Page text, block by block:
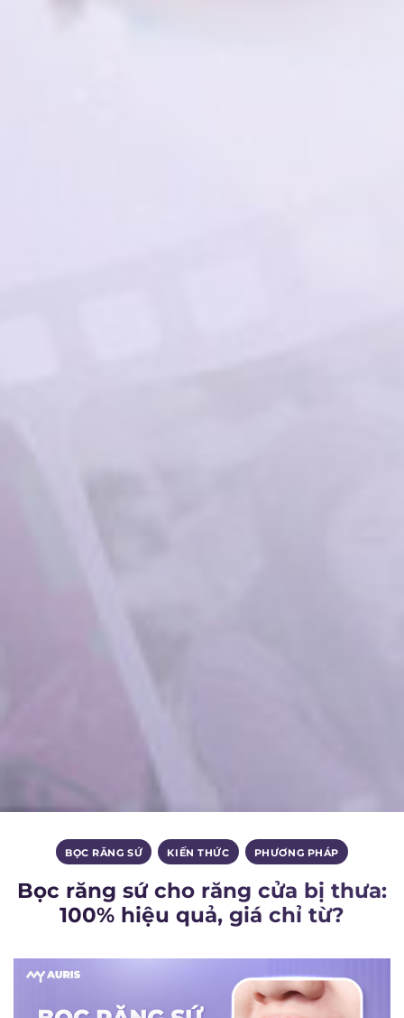
BỌC RĂNG SỨ , KIẾN THỨC , PHƯƠNG PHÁP
Bọc răng sứ cho răng cửa bị thưa:
100% hiệu quả, giá chỉ từ?